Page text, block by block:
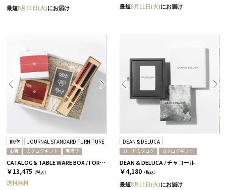
最短8月11日(火)にお届け 最短8月11日(火)にお届け
能作 JOURNAL STANDARD FURNITURE 箸蔵まつかん
お箸 カタログギフト 箸置き
CATALOG＆TABLE WARE BOX / FORMAL / 全3種 椿
￥13,475 （税込）
送料無料
DEAN & DELUCA
カードカタログ カタログギフト
DEAN & DELUCA / チャコール
￥4,180 （税込）
最短8月11日(火)にお届け